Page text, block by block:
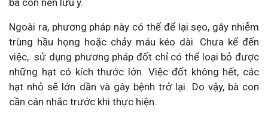
Ngoài ra, phương pháp này có thể để lại sẹo, gây nhiễm
trùng hầu họng hoặc chảy máu kéo dài. Chưa kể đến
việc, sử dụng phương pháp đốt chỉ có thể loại bỏ được
những hạt có kích thước lớn. Việc đốt không hết, các
hạt nhỏ sẽ lớn dần và gây bệnh trở lại. Do vậy, bà con
cần cân nhắc trước khi thực hiện.